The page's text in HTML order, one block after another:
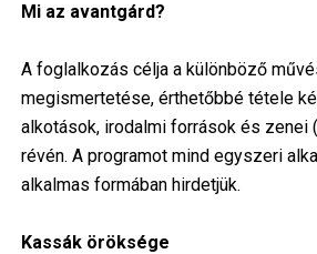
Mi az avantgárd?
A foglalkozás célja a különböző
megismertetése, érthetőbbé tétele
alkotások, irodalmi források és zenei
révén. A programot mind egyszeri
alkalmas formában hirdetjük.
Kassák öröksége